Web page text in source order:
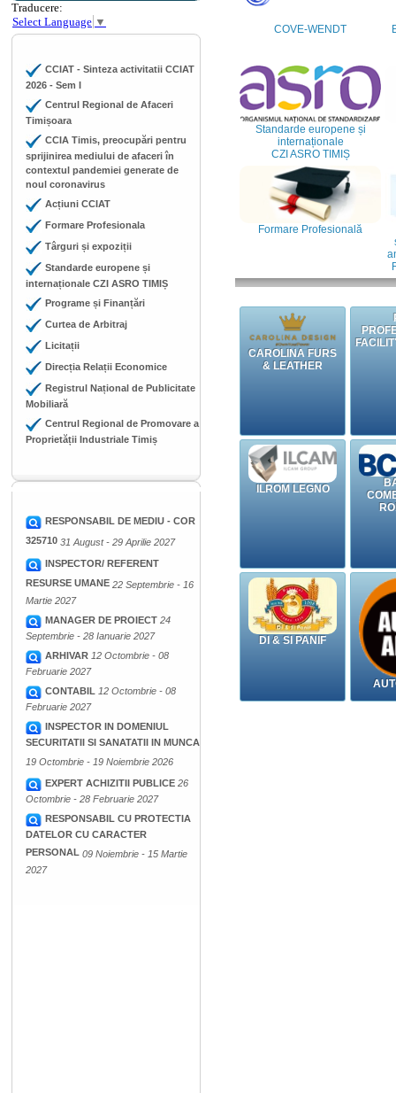
Traducere:
Select Language ▼
CCIAT - Sinteza activitatii CCIAT
2026 - Sem I
Centrul Regional de Afaceri
Timișoara
CCIA Timis, preocupări pentru
sprijinirea mediului de afaceri în
contextul pandemiei generate de
noul coronavirus
Acțiuni CCIAT
Formare Profesionala
Târguri și expoziții
Standarde europene și
internaționale CZI ASRO TIMIȘ
Programe și Finanțări
Curtea de Arbitraj
Licitații
Direcția Relații Economice
Registrul Național de Publicitate
Mobiliară
Centrul Regional de Promovare a
Proprietății Industriale Timiș
RESPONSABIL DE MEDIU - COR
325710 31 August - 29 Aprilie 2027
INSPECTOR/ REFERENT
RESURSE UMANE 22 Septembrie - 16
Martie 2027
MANAGER DE PROIECT 24
Septembrie - 28 Ianuarie 2027
ARHIVAR 12 Octombrie - 08
Februarie 2027
CONTABIL 12 Octombrie - 08
Februarie 2027
INSPECTOR IN DOMENIUL
SECURITATII SI SANATATII IN MUNCA
19 Octombrie - 19 Noiembrie 2026
EXPERT ACHIZITII PUBLICE 26
Octombrie - 28 Februarie 2027
RESPONSABIL CU PROTECTIA
DATELOR CU CARACTER
PERSONAL 09 Noiembrie - 15 Martie
2027
COVE-WENDT
Standarde europene și
internaționale
CZI ASRO TIMIȘ
Formare Profesională
CAROLINA FURS
& LEATHER
ILROM LEGNO
DI & SI PANIF